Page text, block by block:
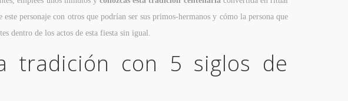
personaje con otros que podrían ser sus primos-hermanos y cómo la persona que
dentro de los actos de esta fiesta sin igual.
tradición con 5 siglos de